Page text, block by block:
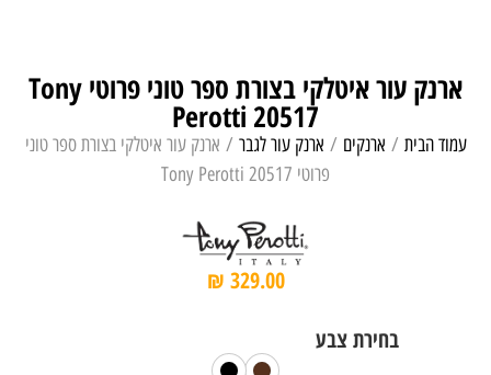
ארנק עור איטלקי בצורת ספר טוני פרוטי Tony
Perotti 20517
עמוד הבית / ארנקים / ארנק עור לגבר / ארנק עור איטלקי בצורת ספר טוני
פרוטי Tony Perotti 20517
₪ 329.00